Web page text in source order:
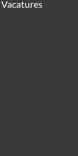
Vacatures